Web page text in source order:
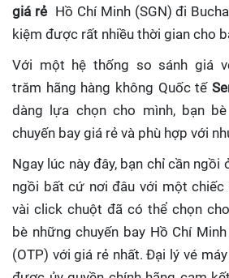
giá rẻ Hồ Chí Minh (SGN) đi
kiệm được rất nhiều thời gian cho
Với một hệ thống so sánh giá
trăm hãng hàng không Quốc tế
dàng lựa chọn cho mình, bạn
chuyến bay giá rẻ và phù hợp với
Ngay lúc này đây, bạn chỉ cần ngồi
ngồi bất cứ nơi đâu với một chiếc
vài click chuột đã có thể chọn
bè những chuyến bay Hồ Chí
(OTP) với giá rẻ nhất. Đại lý vé